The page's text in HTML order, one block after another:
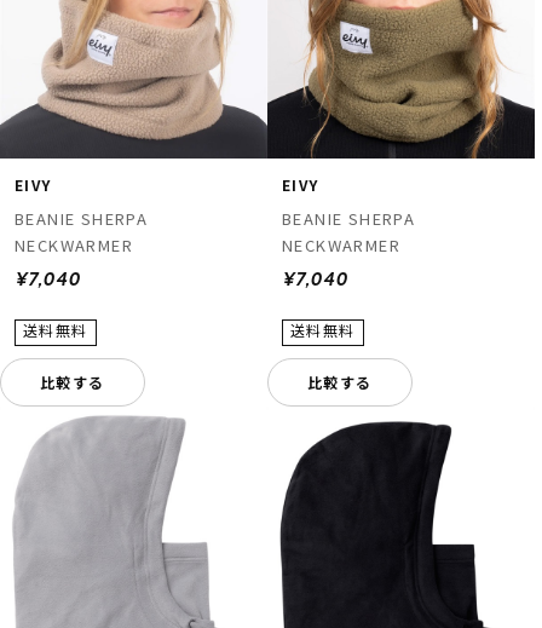
ムラサキスポーツ 公式アプリ
ポイント・クーポンもこのアプリで！
EIVY
BEANIE SHERPA
NECKWARMER
¥7,040
比較する
EIVY
BEANIE SHERPA
NECKWARMER
¥7,040
比較する